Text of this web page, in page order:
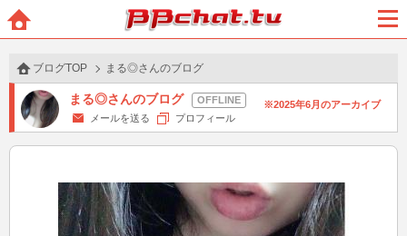
BBchatTV
ブログTOP まる◎さんのブログ
まる◎さんのブログ
2025年6月のアーカイブ
メールを送る
プロフィール